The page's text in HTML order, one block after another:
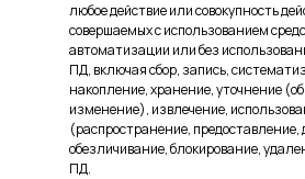
любое действие или совокупность
совершаемых с использованием
автоматизации или без
ПД, включая сбор, запись,
накопление, хранение, уточнение
изменение), извлечение,
(распространение, предоставление,
обезличивание, блокирование,
ПД.